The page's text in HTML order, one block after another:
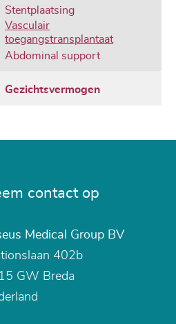
Stentplaatsing
Vasculair
toegangstransplantaat
Abdominal support
Gezichtsvermogen
contact op
Medical Group BV
402b
GW Breda